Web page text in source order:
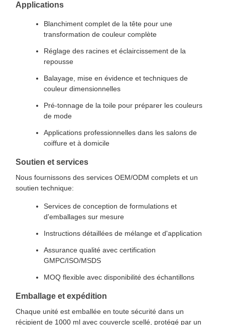
Applications
Blanchiment complet de la tête pour une
transformation de couleur complète
Réglage des racines et éclaircissement de la
repousse
Balayage, mise en évidence et techniques de
couleur dimensionnelles
Pré-tonnage de la toile pour préparer les couleurs
de mode
Applications professionnelles dans les salons de
coiffure et à domicile
Soutien et services
Nous fournissons des services OEM/ODM complets et un
soutien technique:
Services de conception de formulations et
d'emballages sur mesure
Instructions détaillées de mélange et d'application
Assurance qualité avec certification
GMPC/ISO/MSDS
MOQ flexible avec disponibilité des échantillons
Emballage et expédition
Chaque unité est emballée en toute sécurité dans un
récipient de 1000 ml avec couvercle scellé, protégé par un